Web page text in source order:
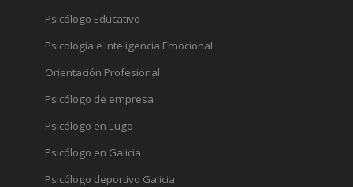
Psicólogo Educativo
Psicología e Inteligencia Emocional
Orientación Profesional
Psicólogo de empresa
Psicólogo en Lugo
Psicólogo en Galicia
Psicólogo deportivo Galicia